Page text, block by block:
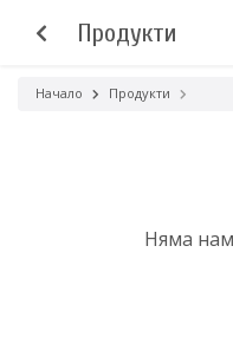
Начало Продукти
Продукти
Няма